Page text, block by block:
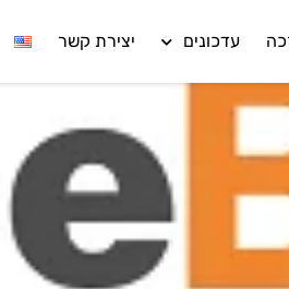
עדכונים יצירת קשר